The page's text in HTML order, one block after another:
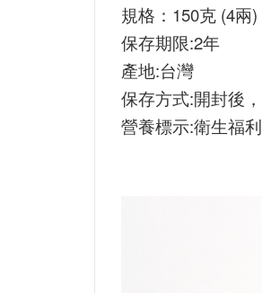
規格：150克 (4兩
保存期限:2年
產地:台灣
保存方式:開封後
營養標示:衛生福